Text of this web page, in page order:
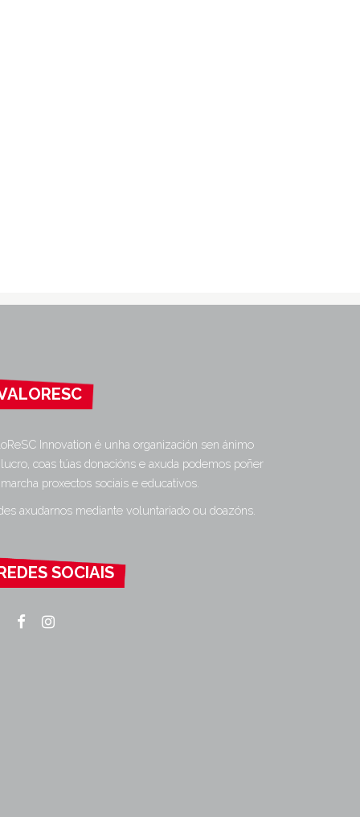
Innovation é unha organización sen ánimo
coas túas donacións e axuda podemos poñer
proxectos sociais e educativos.
axudarnos mediante voluntariado ou doazóns.
SOCIAIS